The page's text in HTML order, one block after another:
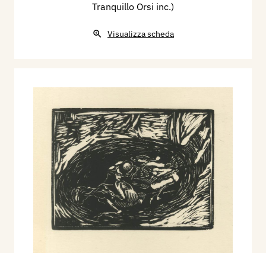
Tranquillo Orsi inc.)
Visualizza scheda